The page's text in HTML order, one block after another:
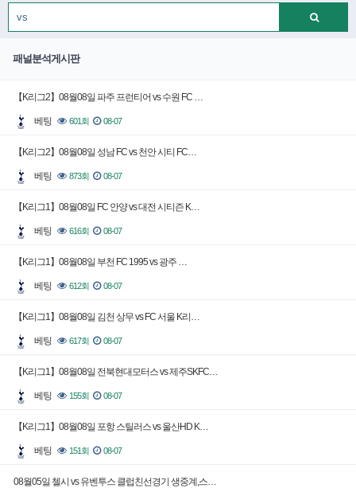
패널분석게시판
【K리그2】08월08일 파주 프런티어 vs 수원 FC …
베팅 601회 08-07
【K리그2】08월08일 성남 FC vs 천안 시티 FC…
베팅 873회 08-07
【K리그1】08월08일 FC 안양 vs 대전 시티즌 K…
베팅 616회 08-07
【K리그1】08월08일 부천 FC 1995 vs 광주 …
베팅 612회 08-07
【K리그1】08월08일 김천 상무 vs FC 서울 K리…
베팅 617회 08-07
【K리그1】08월08일 전북현대모터스 vs 제주SKFC…
베팅 155회 08-07
【K리그1】08월08일 포항 스틸러스 vs 울산HD K…
베팅 151회 08-07
08월05일 첼시 vs 유벤투스 클럽친선경기 생중계,스…